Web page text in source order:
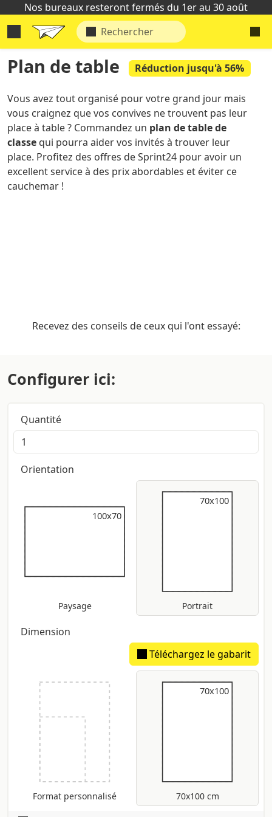
Nos bureaux resteront fermés du 1er au 30 août
Plan de table Réduction jusqu'à 56%
Vous avez tout organisé pour votre grand jour mais
vous craignez que vos convives ne trouvent pas leur
place à table ? Commandez un plan de table de
classe qui pourra aider vos invités à trouver leur
place. Profitez des offres de Sprint24 pour avoir un
excellent service à des prix abordables et éviter ce
cauchemar !
Recevez des conseils de ceux qui l'ont essayé:
Configurer ici:
Quantité
Orientation
100x70
100x70
Paysage
70x100
70x100
Portrait
Dimension
Téléchargez le gabarit
Format personnalisé
70x100
70x100
70x100 cm